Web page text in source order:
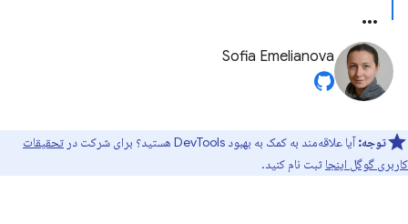
Sofia Emelianova
توجه:آیا علاقه‌مند به کمک به بهبود DevTools هستید؟ برای شرکت در
تحقیقات
کاربری گوگل اینجا ثبت نام کنید.